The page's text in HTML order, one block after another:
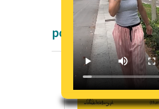
powieści dla dzieci